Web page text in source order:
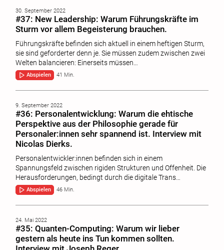
30. September 2022
#37: New Leadership: Warum Führungskräfte im
Sturm vor allem Begeisterung brauchen.
Führungskräfte befinden sich aktuell in einem heftigen Sturm,
sie sind geforderter denn je. Sie müssen zudem zwischen zwei
Welten balancieren: Einerseits müssen…
Abspielen 41 Min.
9. September 2022
#36: Personalentwicklung: Warum die ehtische
Perspektive aus der Philosophie gerade für
Personaler:innen sehr spannend ist. Interview mit
Nicolas Dierks.
Personalentwickler:innen befinden sich in einem
Spannungsfeld zwischen rigiden Strukturen und Offenheit. Die
Herausforderungen, bedingt durch die digitale Trans…
Abspielen 46 Min.
24. Mai 2022
#35: Quanten-Computing: Warum wir lieber
gestern als heute ins Tun kommen sollten.